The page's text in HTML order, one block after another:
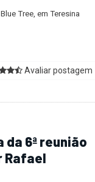
Tree, em Teresina
Avaliar postagem
6ª reunião
Rafael